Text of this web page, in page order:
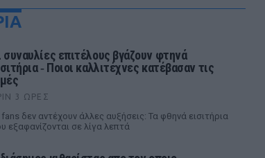
συναυλίες επιτέλους βγάζουν φτηνά
‑ Ποιοι καλλιτέχνες κατέβασαν τις
3 ΏΡΕΣ
fans δεν αντέχουν άλλες αυξήσεις: Τα φθηνά εισιτήρια
εξαφανίζονται σε λίγα λεπτά